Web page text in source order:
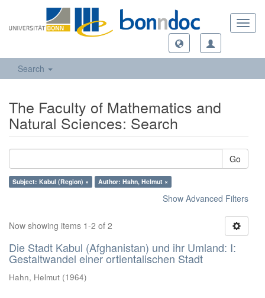
Search
The Faculty of Mathematics and
Natural Sciences: Search
Go
Subject: Kabul (Region) × Author: Hahn, Helmut ×
Show Advanced Filters
Now showing items 1-2 of 2
Die Stadt Kabul (Afghanistan) und ihr Umland: I:
Gestaltwandel einer ortientalischen Stadt
Hahn, Helmut (1964)